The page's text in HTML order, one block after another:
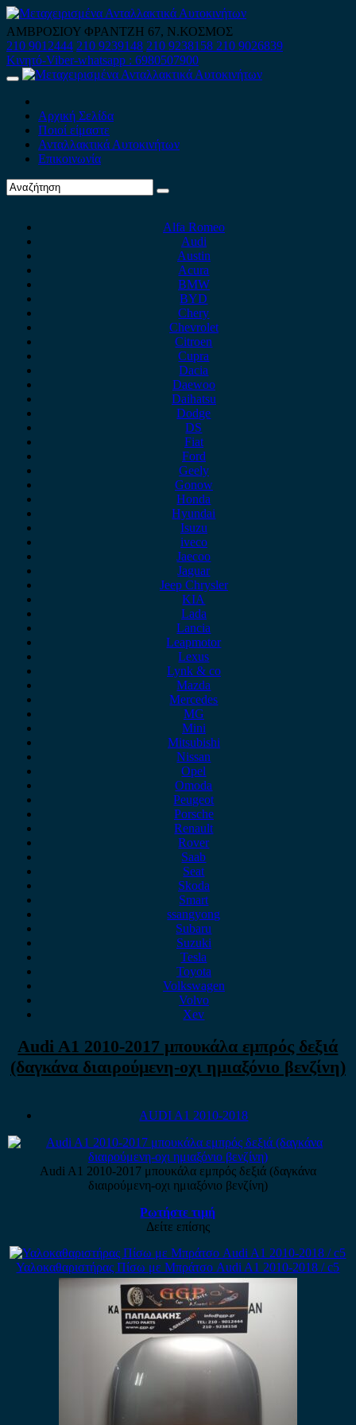
Skip
to
content
ΑΜΒΡΟΣΙΟΥ ΦΡΑΝΤΖΗ 67, Ν.ΚΟΣΜΟΣ
210 9012444 210 9239148 210 9238158 210 9026839
Κινητό-Viber-whatsapp : 6980507900
Primary
Αρχική Σελίδα
Ποιοί είμαστε
Ανταλλακτικά Αυτοκινήτων
Επικοινωνία
Alfa Romeo
Audi
Austin
Acura
BMW
BYD
Chery
Chevrolet
Citroen
Cupra
Dacia
Daewoo
Daihatsu
Dodge
DS
Fiat
Ford
Geely
Gonow
Honda
Hyundai
Isuzu
iveco
Jaecoo
Jaguar
Jeep Chrysler
KIA
Lada
Lancia
Leapmotor
Lexus
Lynk & co
Mazda
Mercedes
MG
Mini
Mitsubishi
Nissan
Opel
Omoda
Peugeot
Porsche
Renault
Rover
Saab
Seat
Skoda
Smart
ssangyong
Subaru
Suzuki
Tesla
Toyota
Volkswagen
Volvo
Xev
Audi A1 2010-2017 μπουκάλα εμπρός δεξιά
(δαγκάνα διαιρούμενη-οχι ημιαξόνιο βενζίνη)
AUDI A1 2010-2018
Audi A1 2010-2017 μπουκάλα εμπρός δεξιά (δαγκάνα
διαιρούμενη-οχι ημιαξόνιο βενζίνη)
Ρωτήστε τιμή
Δείτε επίσης
Υαλοκαθαριστήρας Πίσω με Μπράτσο Audi A1 2010-2018 / c5